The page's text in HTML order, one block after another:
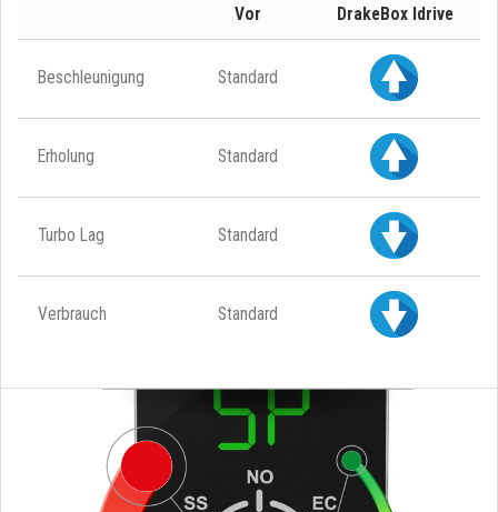
Vor DrakeBox Idrive
Beschleunigung Standard
Erholung Standard
Turbo Lag Standard
Verbrauch Standard